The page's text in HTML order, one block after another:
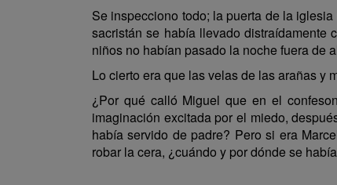
Se inspecciono todo; la puerta de la
sacristán se había llevado
niños no habían pasado la noche fuera de
Lo cierto era que las velas de las arañas y
¿Por qué calló Miguel que en el
imaginación excitada por el miedo,
había servido de padre? Pero si era
robar la cera, ¿cuándo y por dónde se